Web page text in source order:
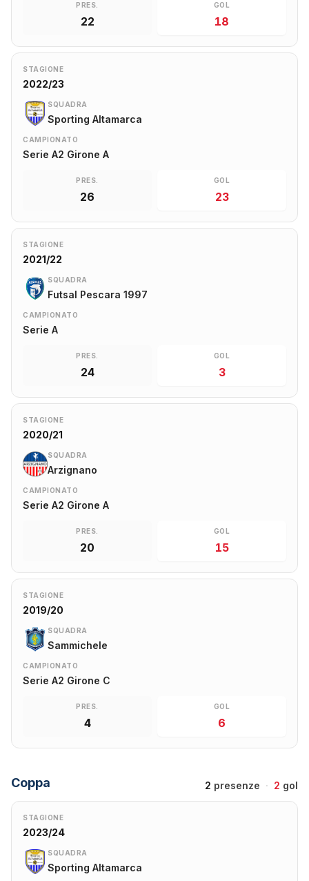
PRES.
22
GOL
18
STAGIONE
2022/23
SQUADRA
Sporting Altamarca
CAMPIONATO
Serie A2 Girone A
PRES.
26
GOL
23
STAGIONE
2021/22
SQUADRA
Futsal Pescara 1997
CAMPIONATO
Serie A
PRES.
24
GOL
3
STAGIONE
2020/21
SQUADRA
Arzignano
CAMPIONATO
Serie A2 Girone A
PRES.
20
GOL
15
STAGIONE
2019/20
SQUADRA
Sammichele
CAMPIONATO
Serie A2 Girone C
PRES.
4
GOL
6
Coppa 2 presenze · 2 gol
STAGIONE
2023/24
SQUADRA
Sporting Altamarca